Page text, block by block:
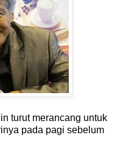
turut merancang untuk
pada pagi sebelum